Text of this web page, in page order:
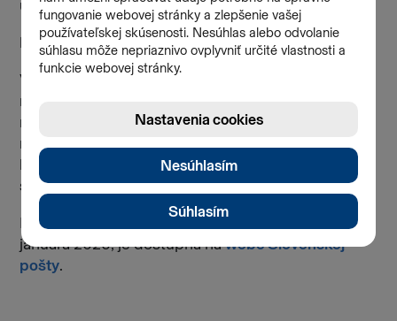
úpravy cien a zároveň zvýšiť komfort zákazníkov.
Medzinárodné zásielky
V rámci zmeny cenníka služieb sa upravujú aj
maximálne ceny univerzálnej služby v
medzinárodnom styku. Ceny balíkov do Českej
republiky a krajín Európy zostávajú rovnaké. Pri
balíkoch do ostatných krajín sveta sa cena upraví
smerom nahor do 4 €.
Plná tarifa univerzálnej poštovej služby, platná od 1.
januára 2026, je dostupná nawebe Slovenskej
pošty.